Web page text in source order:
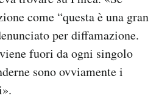
come “questa è una gran
per diffamazione.
fuori da ogni singolo
sono ovviamente i